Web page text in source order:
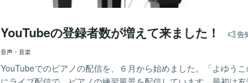
YouTubeの登録者数が増えて来ました！ 告
音声・音楽
YouTubeでのピアノの配信を、６月から始めました。「よゆう